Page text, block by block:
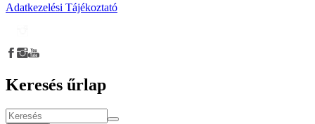
Adatkezelési Tájékoztató
Keresés űrlap